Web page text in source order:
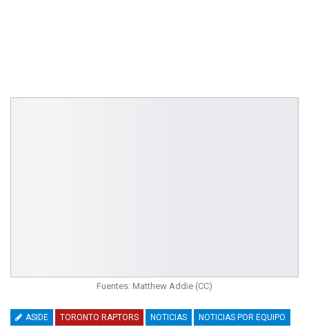
Fuentes: Matthew Addie (CC)
ASIDE TORONTO RAPTORS NOTICIAS NOTICIAS POR EQUIPO